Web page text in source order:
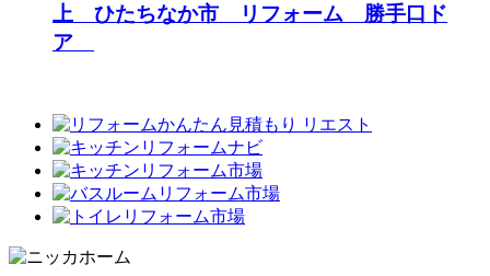
上 ひたちなか市 リフォーム 勝手口ド
ア